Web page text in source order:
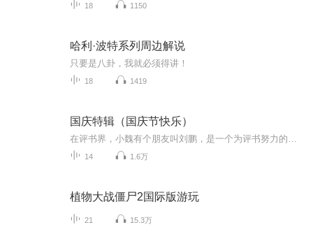
18 1150
哈利·波特系列周边解说
只要是八卦，我就必须得讲！
18 1419
国庆特辑（国庆节快乐）
14 1.6万
植物大战僵尸2国际版游玩
21 15.3万